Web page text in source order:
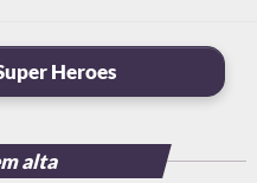
Heroes
alta